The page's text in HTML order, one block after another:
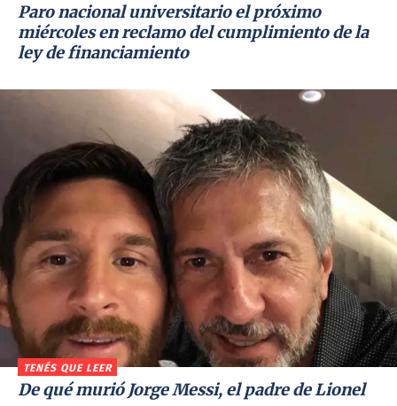
Paro nacional universitario el próximo
miércoles en reclamo del cumplimiento de la
ley de financiamiento
TENÉS QUE LEER
De qué murió Jorge Messi, el padre de Lionel